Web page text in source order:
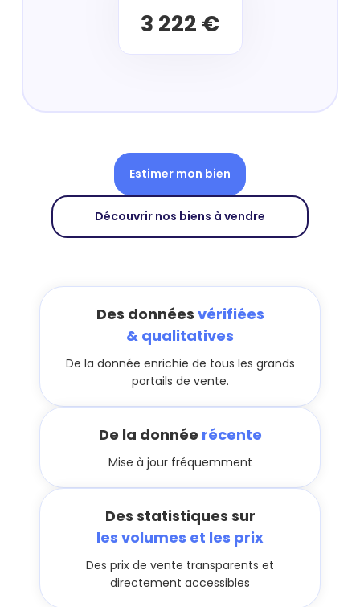
3 222 €
Estimer mon bien
Découvrir nos biens à vendre
Des données vérifiées
& qualitatives
De la donnée enrichie de tous les grands
portails de vente.
De la donnée récente
Mise à jour fréquemment
Des statistiques sur
les volumes et les prix
Des prix de vente transparents et
directement accessibles